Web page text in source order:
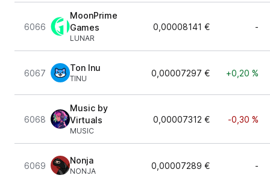
6066
MoonPrime
Games
LUNAR
0,00008141 € -
6067
Ton Inu
TINU
0,00007297 € +0,20 %
6068
Music by
Virtuals
MUSIC
0,00007312 € -0,30 %
6069
Nonja
NONJA
0,00007289 € -